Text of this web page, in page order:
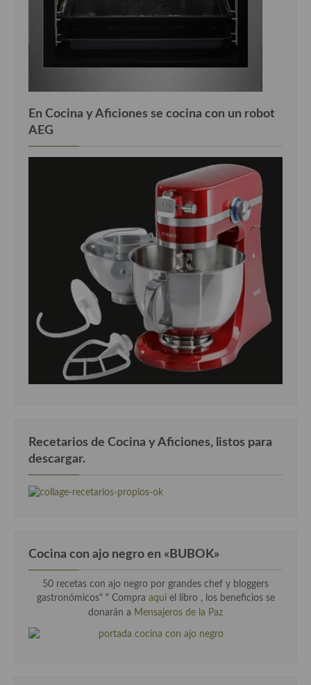
En Cocina y Aficiones se cocina con un robot
AEG
Recetarios de Cocina y Aficiones, listos para
descargar.
Cocina con ajo negro en «BUBOK»
50 recetas con ajo negro por grandes chef y bloggers
gastronómicos" " Compra aqui el libro , los beneficios se
donarán a Mensajeros de la Paz